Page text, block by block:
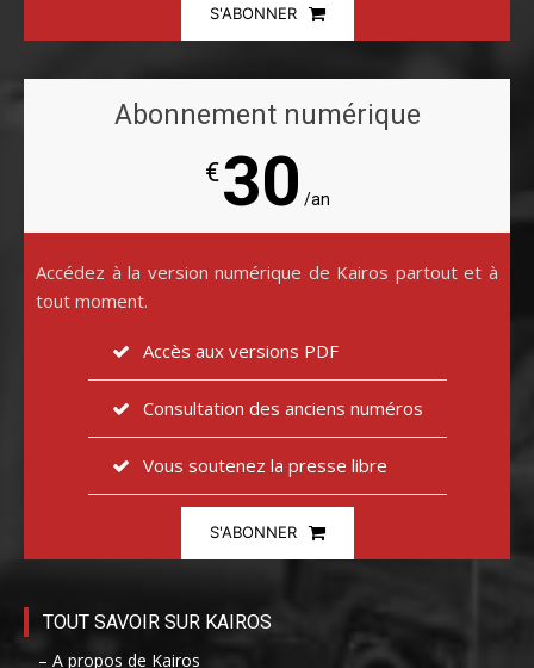
S'ABONNER
Abonnement numérique
€30 /an
Accédez à la version numérique de Kairos partout et à
tout moment.
Accès aux versions PDF
Consultation des anciens numéros
Vous soutenez la presse libre
S'ABONNER
TOUT SAVOIR SUR KAIROS
– A propos de Kairos